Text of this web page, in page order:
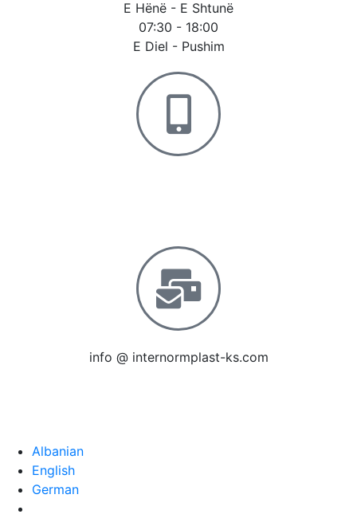
E Hënë - E Shtunë
07:30 - 18:00
E Diel - Pushim
info @ internormplast-ks.com
Albanian
English
German